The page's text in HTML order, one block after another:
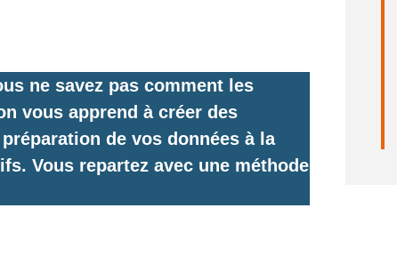
ne savez pas comment les
vous apprend à créer des
de vos données à la
Vous repartez avec une méthode